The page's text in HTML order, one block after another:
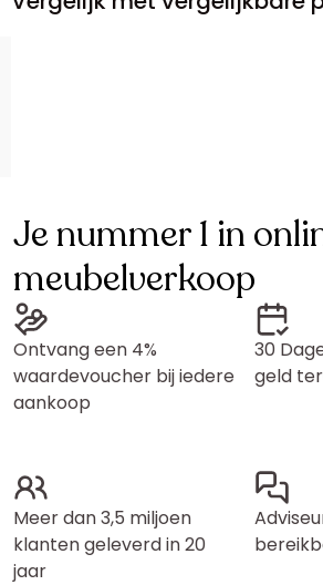
Je nummer 1 in
meubelverkoop
Ontvang een 4%
waardevoucher bij iedere
aankoop
30
geld
Meer dan 3,5 miljoen
klanten geleverd in 20
jaar